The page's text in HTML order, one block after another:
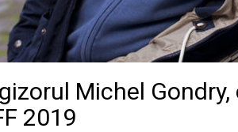
Michel
2019